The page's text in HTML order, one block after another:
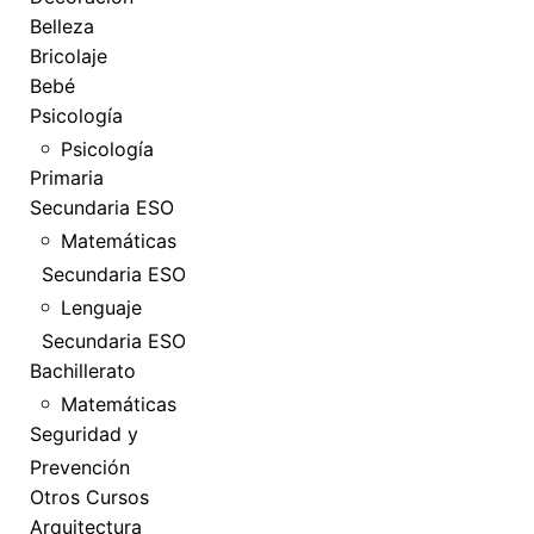
Belleza
Bricolaje
Bebé
Psicología
Psicología
Primaria
Secundaria ESO
Matemáticas
Secundaria ESO
Lenguaje
Secundaria ESO
Bachillerato
Matemáticas
Seguridad y
Prevención
Otros Cursos
Arquitectura